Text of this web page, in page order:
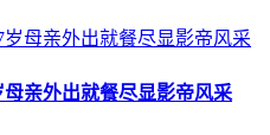
亲外出就餐尽显影帝风采